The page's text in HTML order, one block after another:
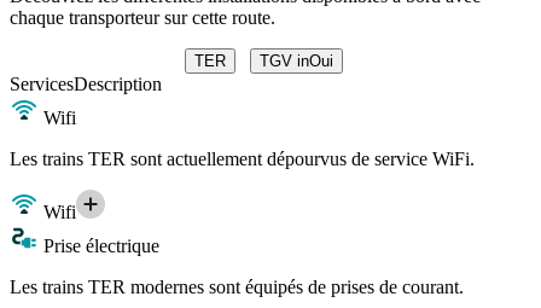
chaque transporteur sur cette route.
TER TGV inOui
ServicesDescription
Wifi
Les trains TER sont actuellement dépourvus de service WiFi.
Wifi
Prise électrique
Les trains TER modernes sont équipés de prises de courant.